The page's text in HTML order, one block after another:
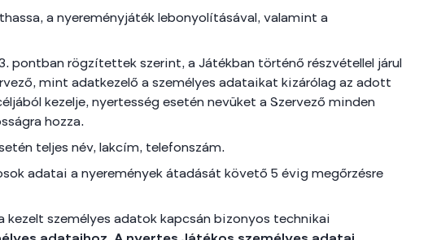
a nyereményjáték lebonyolításával, valamint a
pontban rögzítettek szerint, a Játékban történő részvétellel járul
mint adatkezelő a személyes adataikat kizárólag az adott
kezelje, nyertesség esetén nevüket a Szervező minden
hozza.
teljes név, lakcím, telefonszám.
adatai a nyeremények átadását követő 5 évig megőrzésre
személyes adatok kapcsán bizonyos technikai